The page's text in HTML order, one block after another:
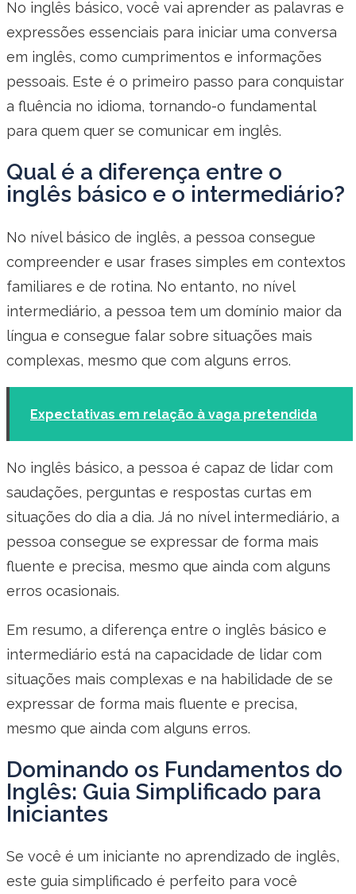
No inglês básico, você vai aprender as palavras e
expressões essenciais para iniciar uma conversa
em inglês, como cumprimentos e informações
pessoais. Este é o primeiro passo para conquistar
a fluência no idioma, tornando-o fundamental
para quem quer se comunicar em inglês.
Qual é a diferença entre o
inglês básico e o intermediário?
No nível básico de inglês, a pessoa consegue
compreender e usar frases simples em contextos
familiares e de rotina. No entanto, no nível
intermediário, a pessoa tem um domínio maior da
língua e consegue falar sobre situações mais
complexas, mesmo que com alguns erros.
Expectativas em relação à vaga pretendida
No inglês básico, a pessoa é capaz de lidar com
saudações, perguntas e respostas curtas em
situações do dia a dia. Já no nível intermediário, a
pessoa consegue se expressar de forma mais
fluente e precisa, mesmo que ainda com alguns
erros ocasionais.
Em resumo, a diferença entre o inglês básico e
intermediário está na capacidade de lidar com
situações mais complexas e na habilidade de se
expressar de forma mais fluente e precisa,
mesmo que ainda com alguns erros.
Dominando os Fundamentos do
Inglês: Guia Simplificado para
Iniciantes
Se você é um iniciante no aprendizado de inglês,
este guia simplificado é perfeito para você